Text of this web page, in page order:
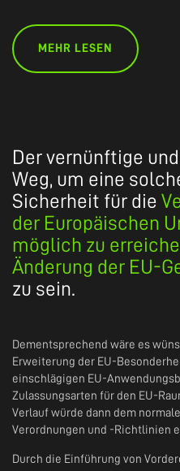
MEHR LESEN
Der vernünftige
Weg, um eine
Sicherheit für die
der Europäischen
möglich zu
Änderung der EU-
zu sein.
Dementsprechend wäre es
Erweiterung der EU-
einschlägigen EU-
Zulassungsarten für den EU-
Verlauf würde dann dem
Verordnungen und -Richtlinien
Durch die Einführung von